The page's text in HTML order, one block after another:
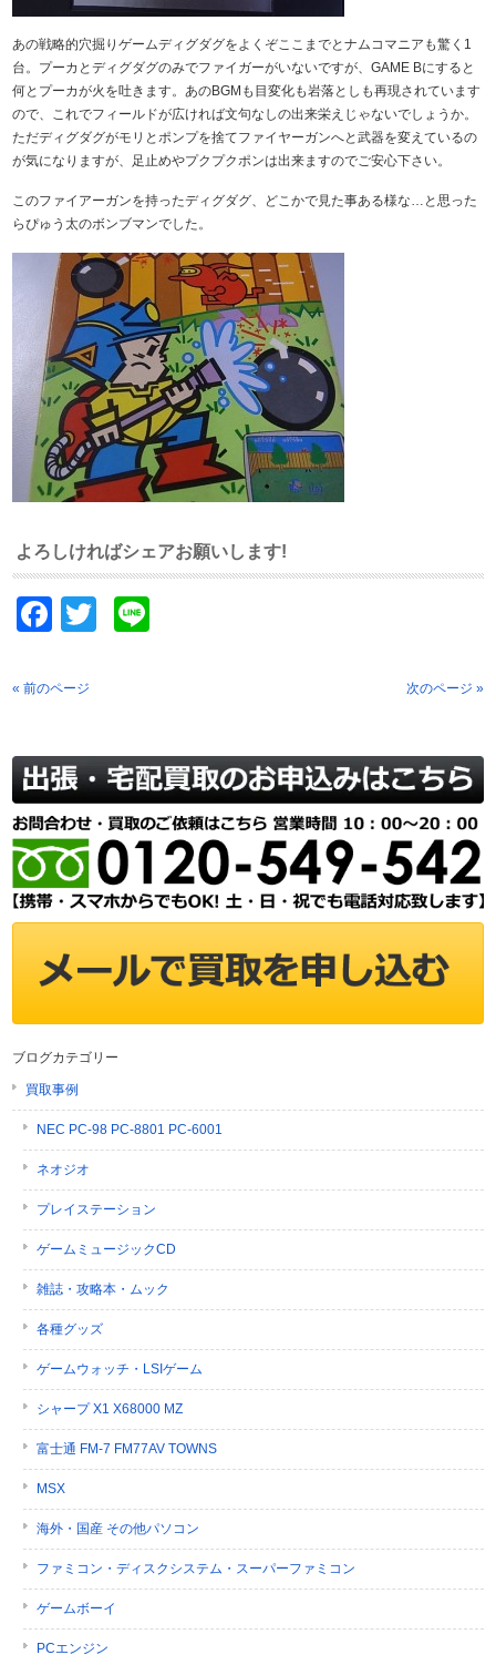
あの戦略的穴掘りゲームディグダグをよくぞここまでとナムコマニアも驚く1
台。プーカとディグダグのみでファイガーがいないですが、GAME Bにすると
何とプーカが火を吐きます。あのBGMも目変化も岩落としも再現されています
ので、これでフィールドが広ければ文句なしの出来栄えじゃないでしょうか。
ただディグダグがモリとポンプを捨てファイヤーガンへと武器を変えているの
が気になりますが、足止めやプクプクポンは出来ますのでご安心下さい。
このファイアーガンを持ったディグダグ、どこかで見た事ある様な…と思った
らぴゅう太のボンブマンでした。
よろしければシェアお願いします!
Facebook
Twitter
« 前のページ 次のページ »
ブログカテゴリー
買取事例
NEC PC-98 PC-8801 PC-6001
ネオジオ
プレイステーション
ゲームミュージックCD
雑誌・攻略本・ムック
各種グッズ
ゲームウォッチ・LSIゲーム
シャープ X1 X68000 MZ
富士通 FM-7 FM77AV TOWNS
MSX
海外・国産 その他パソコン
ファミコン・ディスクシステム・スーパーファミコン
ゲームボーイ
PCエンジン